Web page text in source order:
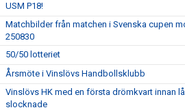
USM P18!
Matchbilder från matchen i Svenska cupen
250830
50/50 lotteriet
Årsmöte i Vinslövs Handbollsklubb
Vinslövs HK med en första drömkvart innan
slocknade